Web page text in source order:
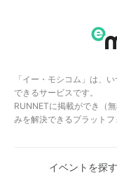
「イー・モシコム」は、
できるサービスです。
RUNNETに掲載ができ（
みを解決できるプラットフ
イベントを探す